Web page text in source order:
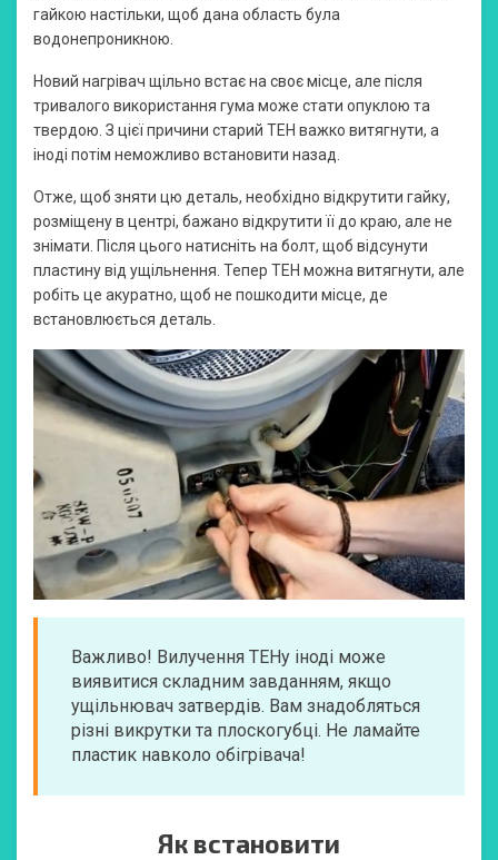
гайкою настільки, щоб дана область була
водонепроникною.
Новий нагрівач щільно встає на своє місце, але після
тривалого використання гума може стати опуклою та
твердою. З цієї причини старий ТЕН важко витягнути, а
іноді потім неможливо встановити назад.
Отже, щоб зняти цю деталь, необхідно відкрутити гайку,
розміщену в центрі, бажано відкрутити її до краю, але не
знімати. Після цього натисніть на болт, щоб відсунути
пластину від ущільнення. Тепер ТЕН можна витягнути, але
робіть це акуратно, щоб не пошкодити місце, де
встановлюється деталь.
Важливо! Вилучення ТЕНу іноді може
виявитися складним завданням, якщо
ущільнювач затвердів. Вам знадобляться
різні викрутки та плоскогубці. Не ламайте
пластик навколо обігрівача!
Як встановити